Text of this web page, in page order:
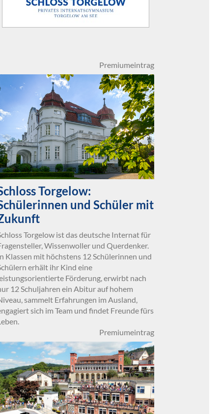
Premiumeintrag
Torgelow:
und Schüler mit
Torgelow ist das deutsche Internat für
Wissenwoller und Querdenker.
Klassen mit höchstens 12 Schülerinnen und
erhält ihr Kind eine
Förderung, erwirbt nach
12 Schuljahren ein Abitur auf hohem
sammelt Erfahrungen im Ausland,
sich im Team und findet Freunde fürs
Premiumeintrag